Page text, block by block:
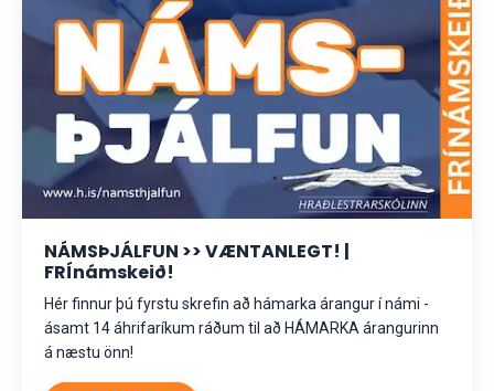
NÁMSÞJÁLFUN >> VÆNTANLEGT! |
FRÍnámskeið!
Hér finnur þú fyrstu skrefin að hámarka árangur í námi -
ásamt 14 áhrifaríkum ráðum til að HÁMARKA árangurinn
á næstu önn!